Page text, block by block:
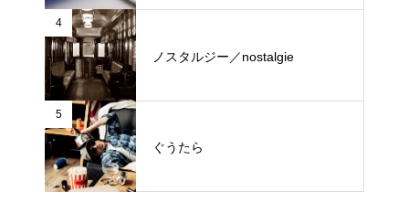
4
ノスタルジー／nostalgie
5
ぐうたら